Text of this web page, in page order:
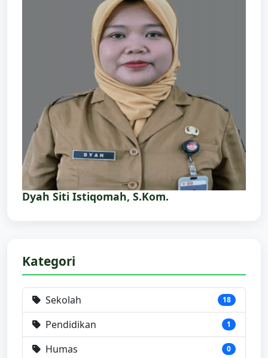
Dyah Siti Istiqomah, S.Kom.
Kategori
Sekolah 18
Pendidikan 1
Humas 0